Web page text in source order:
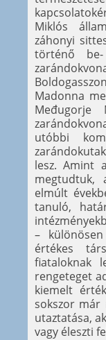
Miklós
záhonyi
történő
Madonna
Međugorje
utóbbi
lesz. Amint
megtudtuk,
elmúlt
tanuló,
–
értékes
fiataloknak
rengeteget
kiemelt
sokszor már
utaztatása,
vagy éleszti